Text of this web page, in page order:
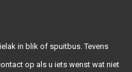
in blik of spuitbus. Tevens
op als u iets wenst wat niet